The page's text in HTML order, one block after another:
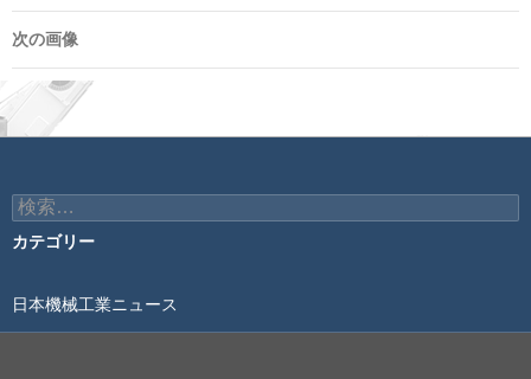
次の画像
検
索:
カテゴリー
日本機械工業ニュース